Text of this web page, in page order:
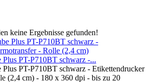
keine Ergebnisse gefunden!
PT-P710BT schwarz -...
PT-P710BT schwarz - Etikettendrucker
(2,4 cm) - 180 x 360 dpi - bis zu 20